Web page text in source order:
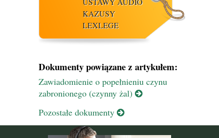
KAZUSY
LEXLEGE
Dokumenty powiązane z artykułem:
Zawiadomienie o popełnieniu czynu
zabronionego (czynny żal)
Pozostałe dokumenty